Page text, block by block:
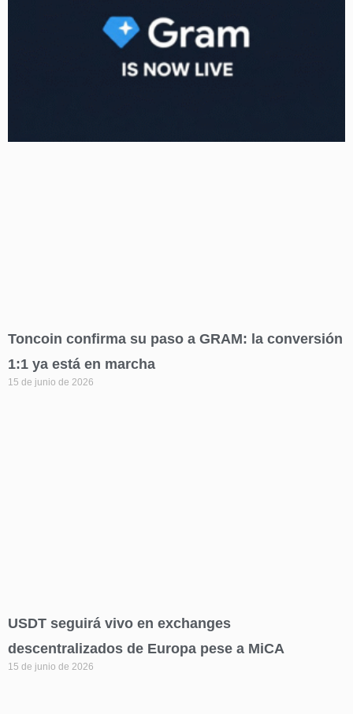
Toncoin confirma su paso a GRAM: la conversión
1:1 ya está en marcha
15 de junio de 2026
USDT seguirá vivo en exchanges
descentralizados de Europa pese a MiCA
15 de junio de 2026